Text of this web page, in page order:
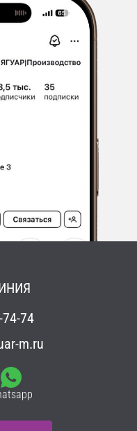
74
m.ru